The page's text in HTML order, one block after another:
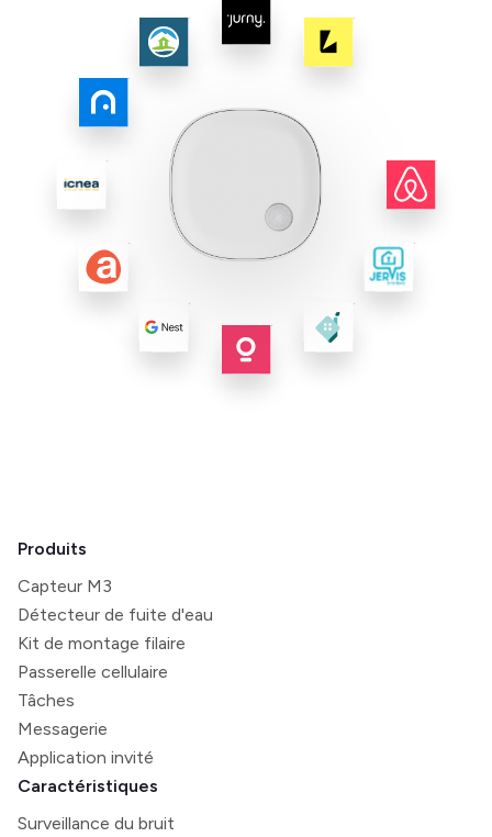
Produits
Capteur M3
Détecteur de fuite d'eau
Kit de montage filaire
Passerelle cellulaire
Tâches
Messagerie
Application invité
Caractéristiques
Surveillance du bruit